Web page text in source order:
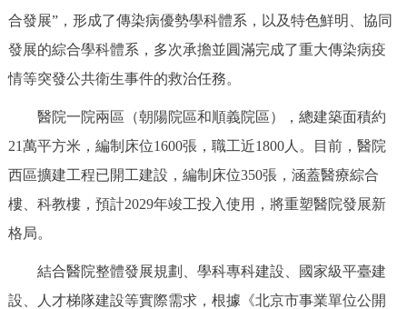
便民服務 利企服務 投資項目
政民互動
合發展”，形成了傳染病優勢學科體系，以及特色鮮明、協同
發展的綜合學科體系，多次承擔並圓滿完成了重大傳染病疫
情等突發公共衛生事件的救治任務。
醫院一院兩區（朝陽院區和順義院區），總建築面積約
21萬平方米，編制床位1600張，職工近1800人。目前，醫院
西區擴建工程已開工建設，編制床位350張，涵蓋醫療綜合
樓、科教樓，預計2029年竣工投入使用，將重塑醫院發展新
格局。
結合醫院整體發展規劃、學科專科建設、國家級平臺建
設、人才梯隊建設等實際需求，根據《北京市事業單位公開